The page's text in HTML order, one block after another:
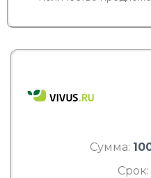
Сумма:
Срок: